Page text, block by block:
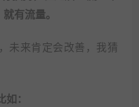
有流量。
未来肯定会改善，我猜
：